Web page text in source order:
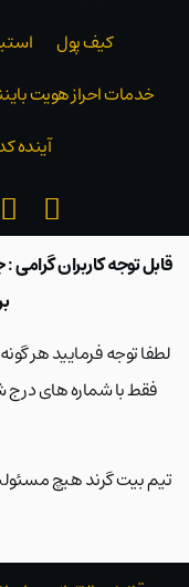
کیف پول
خدمات احراز هویت
آینده
قابل توجه کاربران گرامی
لطفا توجه فرمایید هر
فقط با شماره های
تیم بیت گرند هیچ